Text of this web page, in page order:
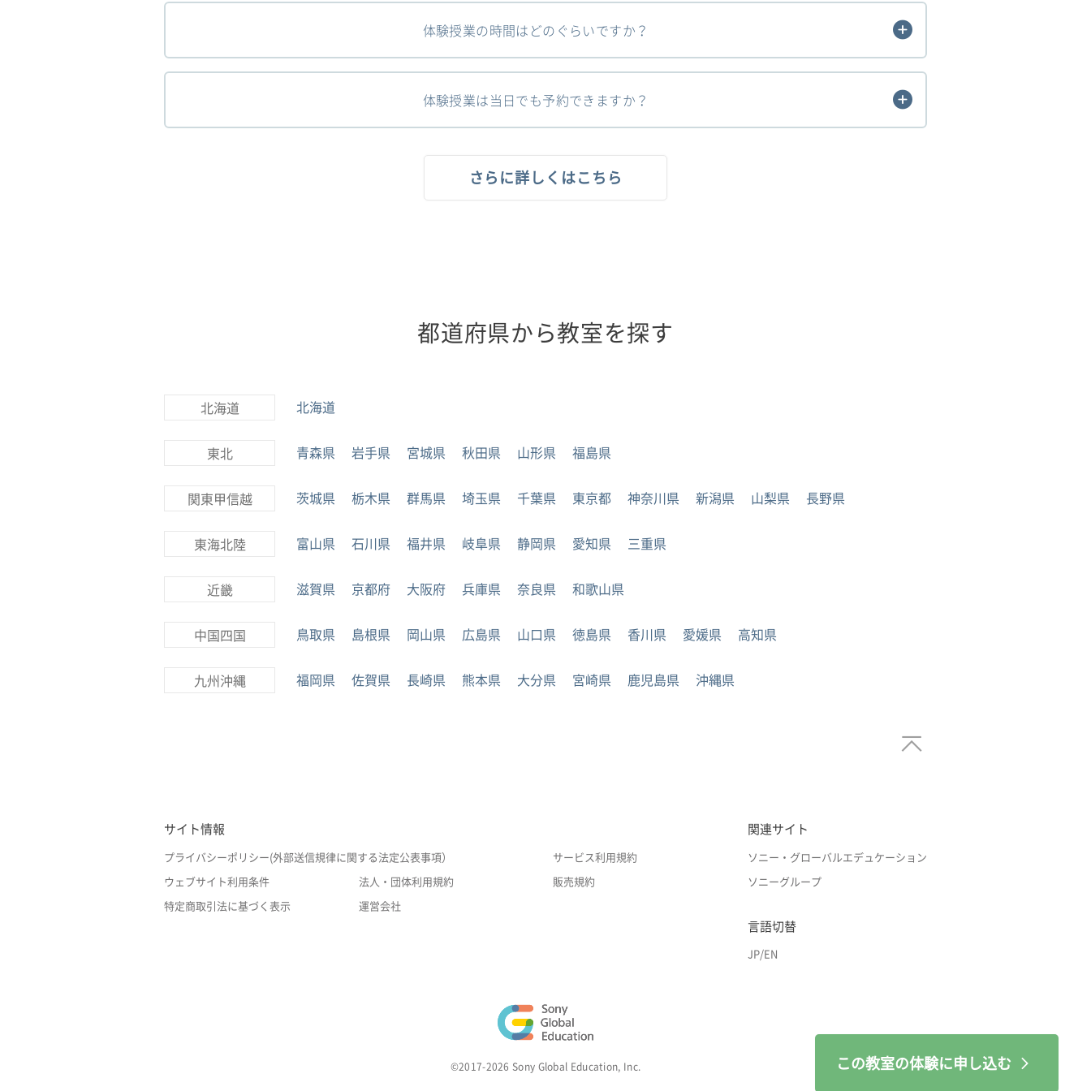
この教室の体験に申し込む
体験授業の時間はどのぐらいですか？
体験授業は当日でも予約できますか？
さらに詳しくはこちら
都道府県から教室を探す
北海道 北海道
東北 青森県 岩手県 宮城県 秋田県 山形県 福島県
関東甲信越 茨城県 栃木県 群馬県 埼玉県 千葉県 東京都 神奈川県 新潟県 山梨県 長野県
東海北陸 富山県 石川県 福井県 岐阜県 静岡県 愛知県 三重県
近畿 滋賀県 京都府 大阪府 兵庫県 奈良県 和歌山県
中国四国 鳥取県 島根県 岡山県 広島県 山口県 徳島県 香川県 愛媛県 高知県
九州沖縄 福岡県 佐賀県 長崎県 熊本県 大分県 宮崎県 鹿児島県 沖縄県
サイト情報
プライバシーポリシー(外部送信規律に関する法定公表事項） サービス利用規約
ウェブサイト利用条件 法人・団体利用規約 販売規約
特定商取引法に基づく表示 運営会社
関連サイト
ソニー・グローバルエデュケーション
ソニーグループ
言語切替
JP/EN
©2017-2026 Sony Global Education, Inc.